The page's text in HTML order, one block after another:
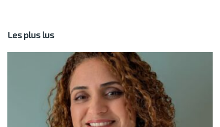
Les plus lus